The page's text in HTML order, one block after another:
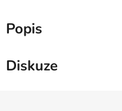
Popis
Diskuze